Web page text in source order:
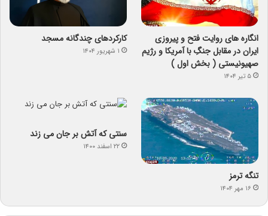
انگاره های روایت فتح و پیروزی
ایران در مقابل جنگِ با آمریکا و رژیم
صهیونیستی ( بخش اول )
۵ تیر ۱۴۰۴
کارکردهای چندگانه مسجد
۱ شهریور ۱۴۰۴
تنگه ترمز
۱۶ مهر ۱۴۰۴
سنتی که آتش بر جان می زند
۲۲ اسفند ۱۴۰۰